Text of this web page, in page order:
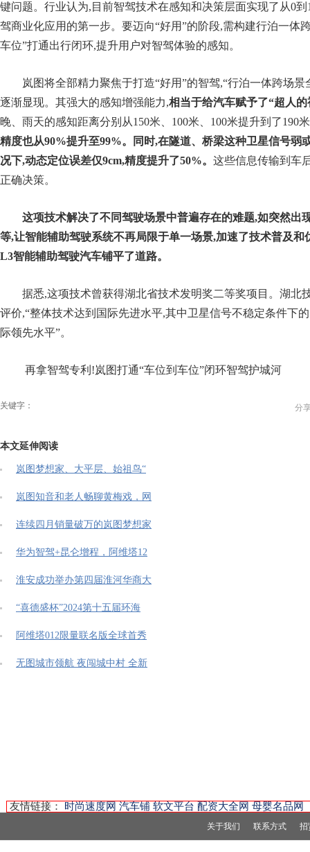
键问题。行业认为,目前智驾技术在感知和决策层面实现了从0
驾商业化应用的第一步。要迈向“好用”的阶段,需构建行泊一体
车位”打通出行闭环,提升用户对智驾体验的感知。
岚图将全部精力聚焦于打造“好用”的智驾,“行泊一体跨场
逐渐显现。其强大的感知增强能力,相当于给汽车赋予了“超人的
晚、雨天的感知距离分别从150米、100米、100米提升到了190
精度也从90%提升至99%。同时,在隧道、桥梁这种卫星信号弱
况下,动态定位误差仅9cm,精度提升了50%。 这些信息传输到车
正确决策。
这项技术解决了不同驾驶场景中普遍存在的难题,如突然出
等,让智能辅助驾驶系统不再局限于单一场景,加速了技术普及和
L3智能辅助驾驶汽车铺平了道路。
据悉,这项技术曾获得湖北省技术发明奖二等奖项目。湖北
评价,“整体技术达到国际先进水平,其中卫星信号不稳定条件下
际领先水平”。
再拿智驾专利!岚图打通“车位到车位”闭环智驾护城河
分
关键字：
本文延伸阅读
岚图梦想家、大平层、始祖鸟“
岚图知音和老人畅聊黄梅戏，网
连续四月销量破万的岚图梦想家
华为智驾+昆仑增程，阿维塔12
淮安成功举办第四届淮河华商大
“喜德盛杯”2024第十五届环海
阿维塔012限量联名版全球首秀
无图城市领航 夜闯城中村 全新
友情链接： 时尚速度网 汽车铺 软文平台 配资大全网 母婴名品网
关于我们 联系方式 招